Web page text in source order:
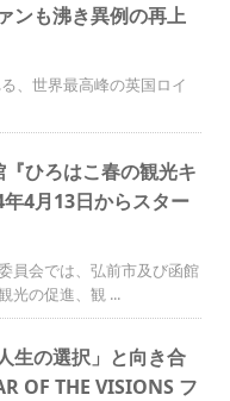
ンも沸き異例の再上
、世界最高峰の英国ロイ
ひろはこ春の観光キ
4月13日からスター
員会では、弘前市及び函館
光の促進、観 ...
生の選択」と向き合
OF THE VISIONS フ